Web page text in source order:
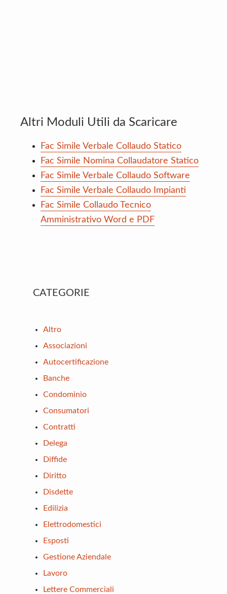
Altri Moduli Utili da Scaricare
Fac Simile Verbale Collaudo Statico
Fac Simile Nomina Collaudatore Statico
Fac Simile Verbale Collaudo Software
Fac Simile Verbale Collaudo Impianti
Fac Simile Collaudo Tecnico
Amministrativo Word e PDF
Primary
CATEGORIE
Altro
Associazioni
Autocertificazione
Banche
Condominio
Consumatori
Contratti
Delega
Diffide
Diritto
Disdette
Edilizia
Elettrodomestici
Esposti
Gestione Aziendale
Lavoro
Lettere Commerciali